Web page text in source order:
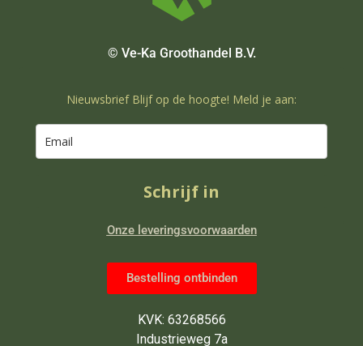
© Ve-Ka Groothandel B.V.
Nieuwsbrief Blijf op de hoogte! Meld je aan:
Schrijf in
Onze leveringsvoorwaarden
Bestelling ontbinden
KVK: 63268566
Industrieweg 7a